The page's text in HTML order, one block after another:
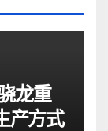
龙重
产方式